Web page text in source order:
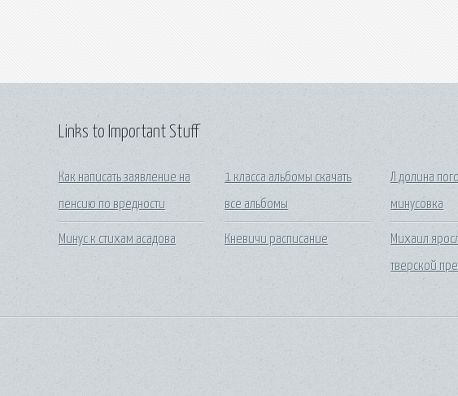
Links to Important Stuff
Как написать заявление на
пенсию по вредности
Минус к стихам асадова
1 класса альбомы скачать
все альбомы
Кневичи расписание
Л долина
минусовка
Михаил
тверской